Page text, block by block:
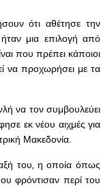
ότι αθέτησε την
μια επιλογή από
που πρέπει κάποιοι
να προχωρήσει με τα
να τον συμβουλεύει
εκ νέου αιχμές για
Μακεδονία.
του, η οποία όπως
φρόντισαν περί του